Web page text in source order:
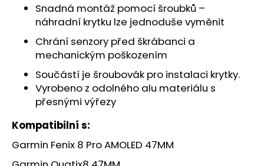
Snadná montáž pomocí šroubků –
náhradní krytku lze jednoduše vyměnit
Chrání senzory před škrábanci a
mechanickým poškozením
Součástí je šroubovák pro instalaci krytky.
Vyrobeno z odolného alu materiálu s
přesnými výřezy
Kompatibilní s:
Garmin Fenix 8 Pro AMOLED 47MM